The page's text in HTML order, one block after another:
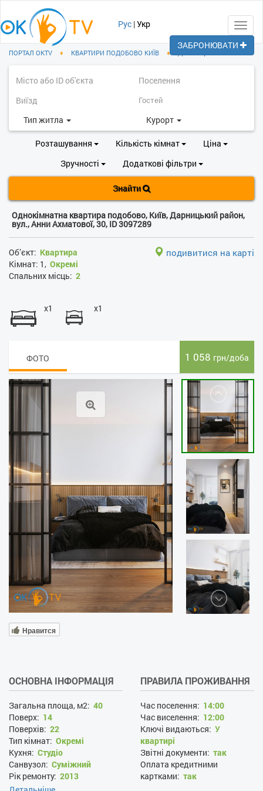
Рус |Укр
ПОРТАЛ OKTV ♦ КВАРТИРИ ПОДОБОВО КИЇВ ♦
Тип житла Курорт
Розташування Кількість кімнат
Ціна
Зручності
Додаткові фільтри
Знайти
Однокімнатна квартира подобово, Київ, Дарницький район,
вул., Анни Ахматової, 30, ID 3097289
Об’єкт: Квартира
Кімнат: 1, Окремі
Спальних місць: 2
подивитися на карті
x1 x1
ФОТО 1 058 грн/доба
Нравится
ОСНОВНА ІНФОРМАЦІЯ
Загальна площа, м2: 40
Поверх: 14
Поверхів: 22
Тип кімнат: Окремі
Кухня: Студіо
Санвузол: Суміжний
Рік ремонту: 2013
Вид з вікна панорамний:
ПРАВИЛА ПРОЖИВАННЯ
Час поселення: 14:00
Час виселення: 12:00
Ключі видаються: У
квартирі
Звітні документи: так
Оплата кредитними
картками: так
ЗАБРОНЮВАТИ